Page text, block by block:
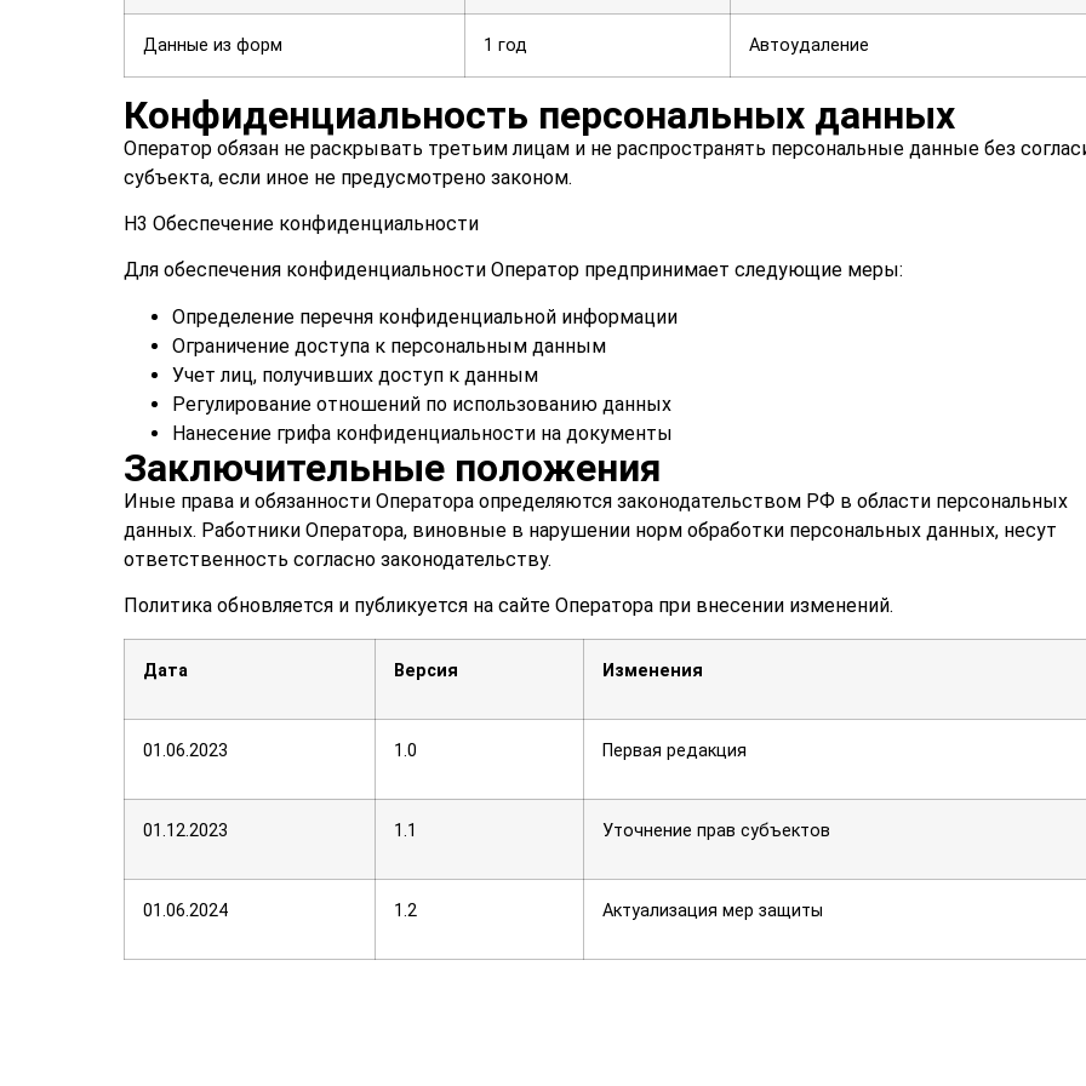
Данные из форм 1 год Автоудаление
Конфиденциальность персональных данных
Оператор обязан не раскрывать третьим лицам и не распространять персональные данные без
субъекта, если иное не предусмотрено законом.
H3 Обеспечение конфиденциальности
Для обеспечения конфиденциальности Оператор предпринимает следующие меры:
Определение перечня конфиденциальной информации
Ограничение доступа к персональным данным
Учет лиц, получивших доступ к данным
Регулирование отношений по использованию данных
Нанесение грифа конфиденциальности на документы
Заключительные положения
Иные права и обязанности Оператора определяются законодательством РФ в области персональных
данных. Работники Оператора, виновные в нарушении норм обработки персональных данных, несут
ответственность согласно законодательству.
Политика обновляется и публикуется на сайте Оператора при внесении изменений.
Дата Версия Изменения
01.06.2023 1.0 Первая редакция
01.12.2023 1.1 Уточнение прав субъектов
01.06.2024 1.2 Актуализация мер защиты